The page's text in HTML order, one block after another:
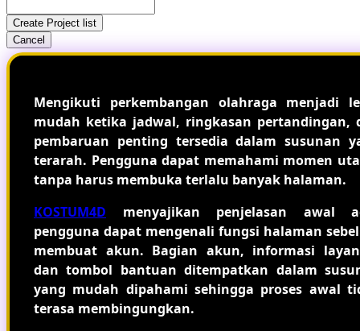
Create Project list
Cancel
Mengikuti perkembangan olahraga menjadi
mudah ketika jadwal, ringkasan pertandingan,
pembaruan penting tersedia dalam susunan
terarah. Pengguna dapat memahami momen
tanpa harus membuka terlalu banyak halaman.
KOSTUM4D menyajikan penjelasan awal
pengguna dapat mengenali fungsi halaman
membuat akun. Bagian akun, informasi
dan tombol bantuan ditempatkan dalam
yang mudah dipahami sehingga proses awal
terasa membingungkan.